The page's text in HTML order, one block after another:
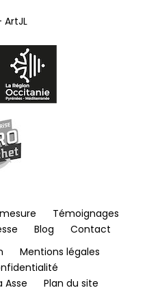
Témoignages
Blog
Contact
Mentions légales
Asse
Plan du site